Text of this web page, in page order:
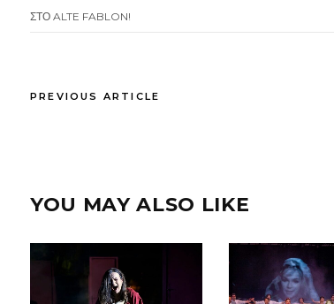
ΣΤΟ ALTE FABLON!
PREVIOUS ARTICLE
YOU MAY ALSO LIKE